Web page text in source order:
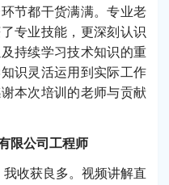
节都干货满满。专业老
专业技能，更深刻认识
持续学习技术知识的重
识灵活运用到实际工作
本次培训的老师与贡献
限公司工程师
收获良多。视频讲解直